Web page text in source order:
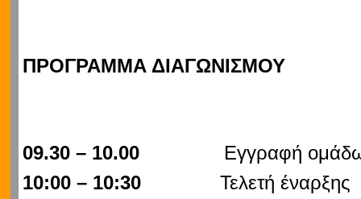
ΠΡΟΓΡΑΜΜΑ ΔΙΑΓΩΝΙΣΜΟΥ
09.30 – 10.00
Εγγραφή
10:00 – 10:30
Τελετή έναρξης